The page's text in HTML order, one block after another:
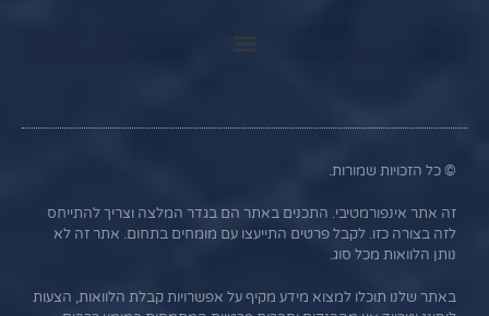
© כל הזכויות שמורות.
זה אתר אינפורמטיבי. התכנים באתר הם בגדר המלצה וצריך להתייחס
לזה בצורה כזו. לקבל פרטים התייעצו עם מומחים בתחום. אתר זה לא
נותן הלוואות מכל סוג.
באתר שלנו תוכלו למצוא מידע מקיף על אפשרויות קבלת הלוואות, הצעות